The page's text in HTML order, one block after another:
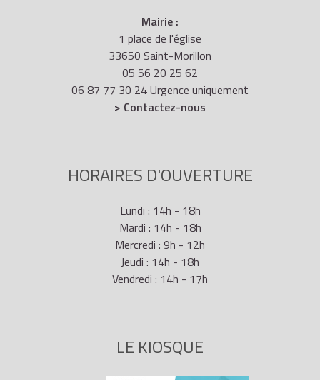
Mairie :
1 place de l'église
33650 Saint-Morillon
05 56 20 25 62
06 87 77 30 24 Urgence uniquement
> Contactez-nous
HORAIRES D'OUVERTURE
Lundi : 14h - 18h
Mardi : 14h - 18h
Mercredi : 9h - 12h
Jeudi : 14h - 18h
Vendredi : 14h - 17h
LE KIOSQUE